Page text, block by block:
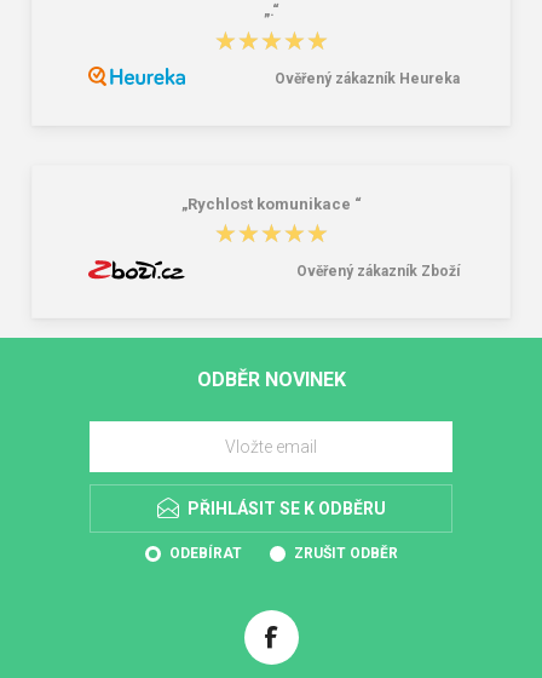
„.“
★★★★★
★★★★★
Ověřený zákazník Heureka
„Rychlost komunikace “
★★★★★
★★★★★
Ověřený zákazník Zboží
ODBĚR NOVINEK
PŘIHLÁSIT SE K ODBĚRU
ODEBÍRAT ZRUŠIT ODBĚR